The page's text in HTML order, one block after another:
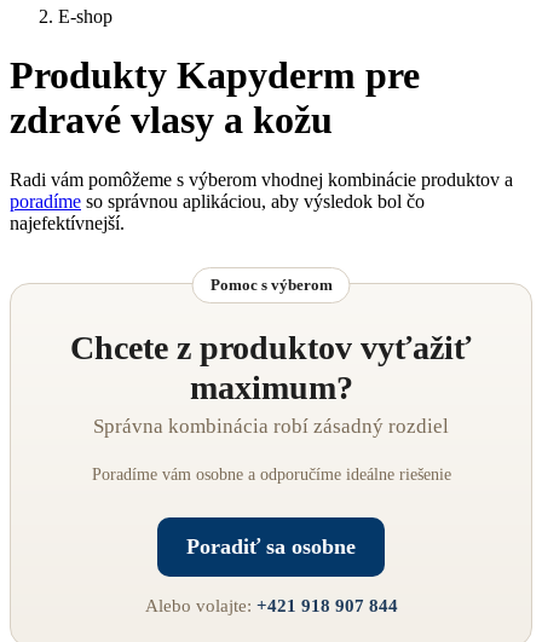
E-shop
Produkty Kapyderm pre
zdravé vlasy a kožu
Radi vám pomôžeme s výberom vhodnej kombinácie produktov a
poradíme so správnou aplikáciou, aby výsledok bol čo
najefektívnejší.
Pomoc s výberom
Chcete z produktov vyťažiť
maximum?
Správna kombinácia robí zásadný rozdiel
Poradíme vám osobne a odporučíme ideálne riešenie
Poradiť sa osobne
Alebo volajte: +421 918 907 844